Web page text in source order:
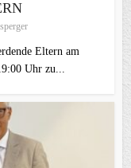
Eltern am
Uhr zu...